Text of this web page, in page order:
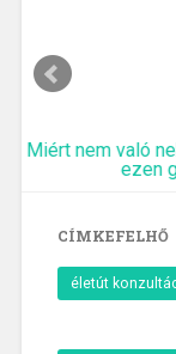
Miért nem való
ezen
CÍMKEFELHŐ
életút